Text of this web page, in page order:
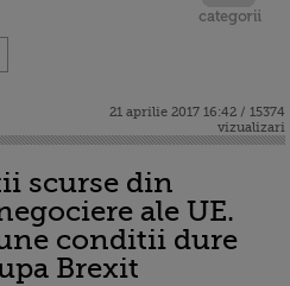
21 aprilie 2017 16:42 / 15374
vizualizari
scurse din
ale UE.
conditii dure
Brexit